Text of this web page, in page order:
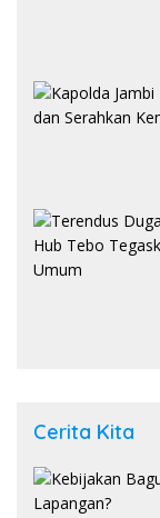
Cerita Kita